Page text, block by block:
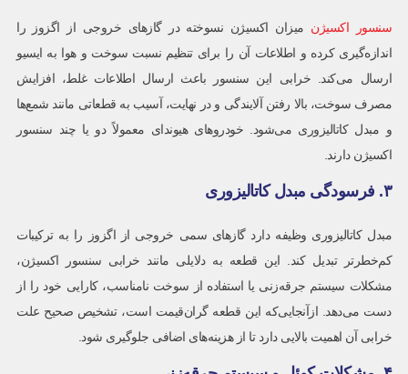
سنسور اکسیژن میزان اکسیژن نسوخته در گازهای خروجی از اگزوز را
اندازه‌گیری کرده و اطلاعات آن را برای تنظیم نسبت سوخت و هوا به ایسیو
ارسال می‌کند. خرابی این سنسور باعث ارسال اطلاعات غلط، افزایش
مصرف سوخت، بالا رفتن آلایندگی و در نهایت، آسیب به قطعاتی مانند شمع‌ها
و مبدل کاتالیزوری می‌شود. خودروهای هیوندای معمولاً دو یا چند سنسور
اکسیژن دارند.
۳. فرسودگی مبدل کاتالیزوری
مبدل کاتالیزوری وظیفه دارد گازهای سمی خروجی از اگزوز را به ترکیبات
کم‌خطرتر تبدیل کند. این قطعه به دلایلی مانند خرابی سنسور اکسیژن،
مشکلات سیستم جرقه‌زنی یا استفاده از سوخت نامناسب، کارایی خود را از
دست می‌دهد. ازآنجایی‌که این قطعه گران‌قیمت است، تشخیص صحیح علت
خرابی آن اهمیت بالایی دارد تا از هزینه‌های اضافی جلوگیری شود.